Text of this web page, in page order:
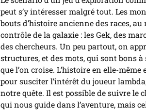
peut s’y intéresser malgré tout. Les
bouts d’histoire ancienne des races,
contrôle de la galaxie : les Gek, des
des chercheurs. Un peu partout, on
structures, et des mots, qui sont bons
que l’on croise. L’histoire en elle-
pour susciter l’intérêt du joueur
notre quête. Il est possible de suivre le
qui nous guide dans l’aventure, mais